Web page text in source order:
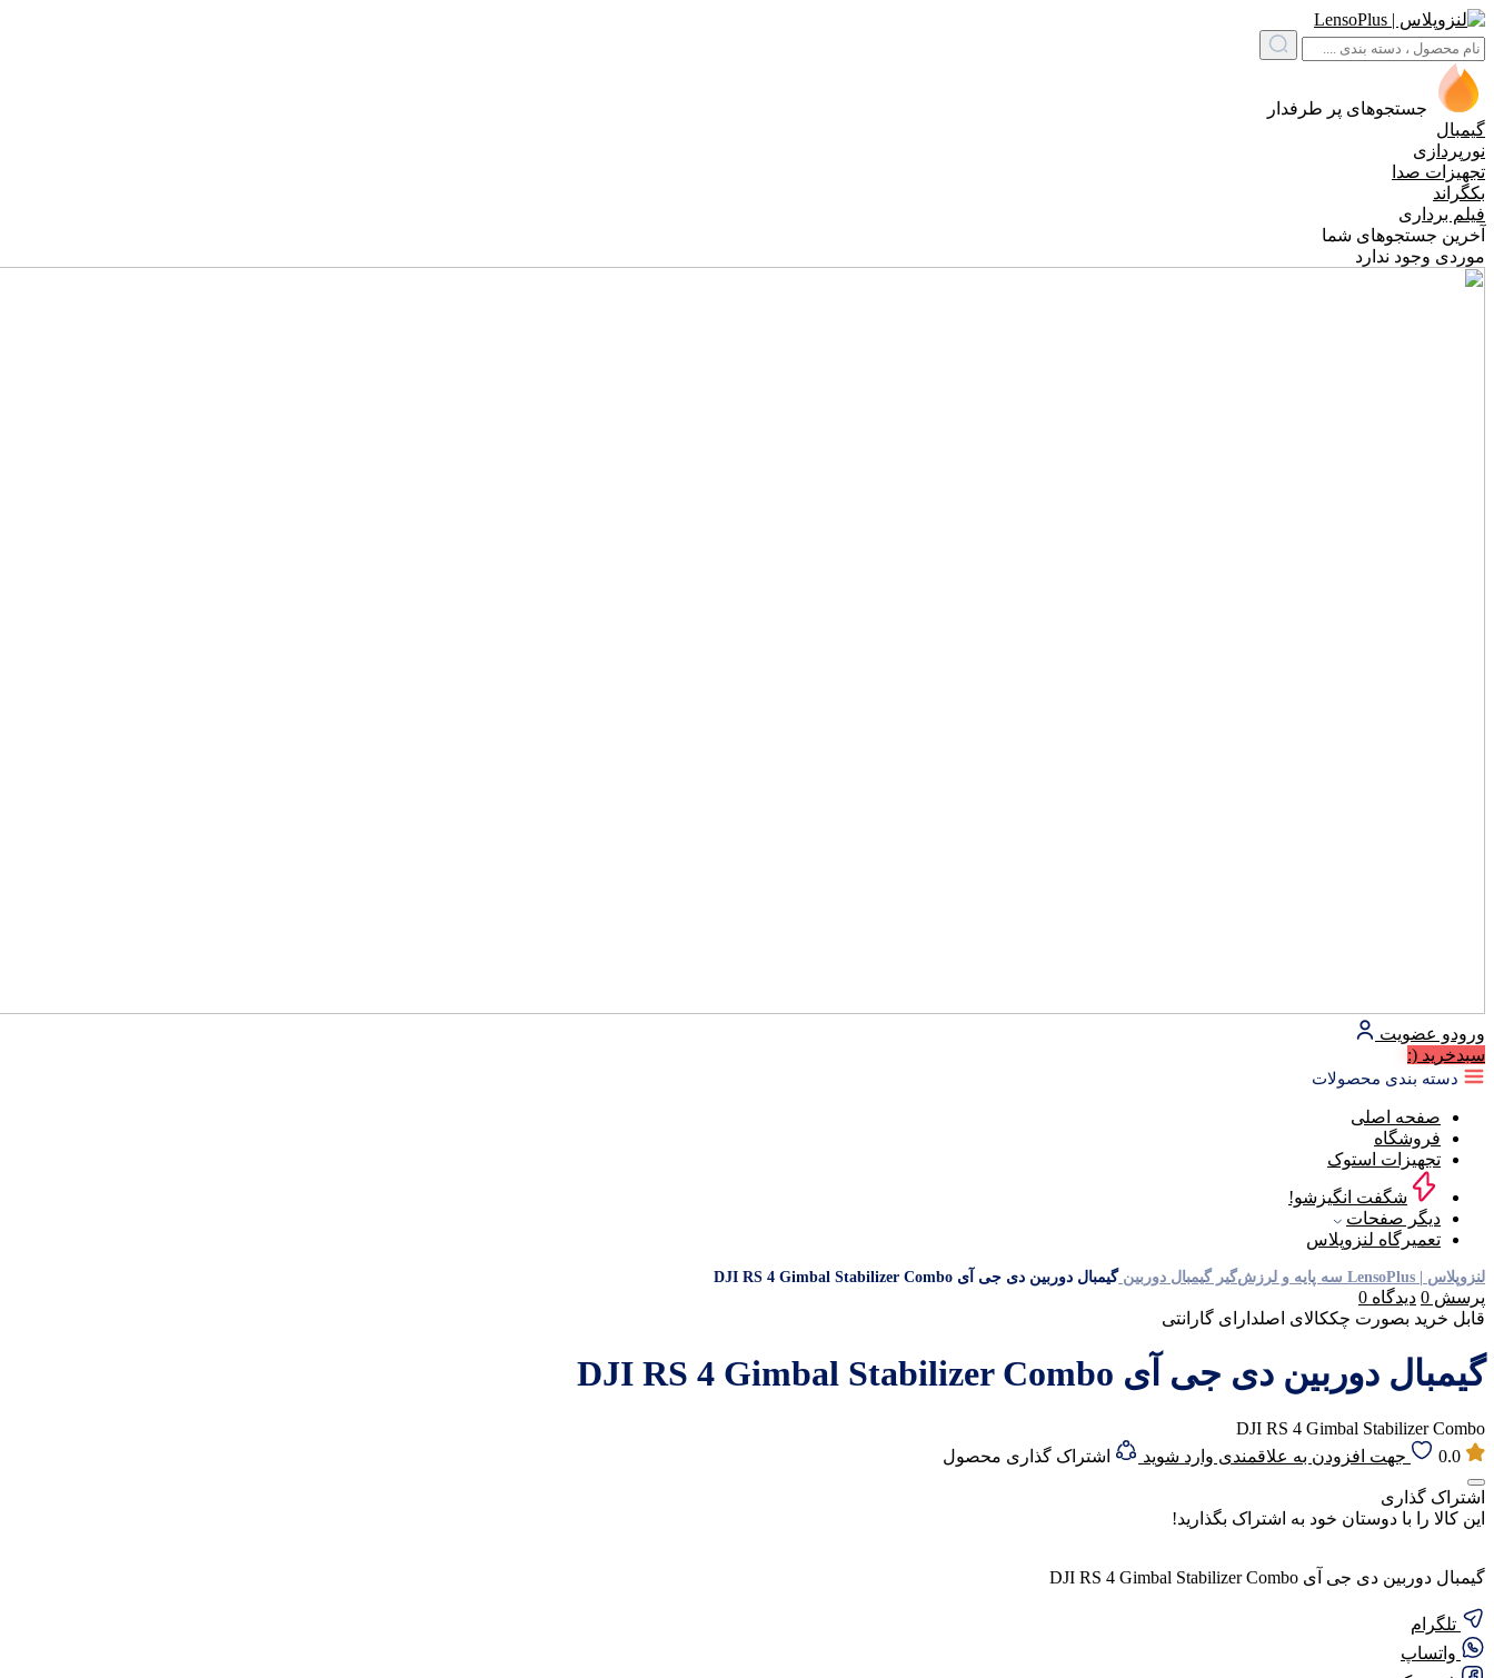
جستجوهای پر طرفدار
گیمبال
نورپردازی
تجهیزات صدا
بکگراند
فیلم برداری
آخرین جستجوهای شما
موردی وجود ندارد
ورودو عضویت
سبد‌خرید (:
دسته بندی محصولات
صفحه اصلی
فروشگاه
تجهیزات استوک
شگفت انگیزشو!
دیگر صفحات
تعمیرگاه لنزوپلاس
لنزوپلاس | LensoPlus سه پایه و لرزش‌گیر گیمبال دوربینگیمبال دوربین دی جی آی DJI RS 4 Gimbal Stabilizer Combo
پرسش 0 دیدگاه 0
قابل خرید بصورت چککالای اصلدارای گارانتی
گیمبال دوربین دی جی آی DJI RS 4 Gimbal Stabilizer Combo
DJI RS 4 Gimbal Stabilizer Combo
0.0
جهت افزودن به علاقمندی وارد شوید اشتراک گذاری محصول
اشتراک گذاری
این کالا را با دوستان خود به اشتراک بگذارید!
گیمبال دوربین دی جی آی DJI RS 4 Gimbal Stabilizer Combo
تلگرام
واتساپ